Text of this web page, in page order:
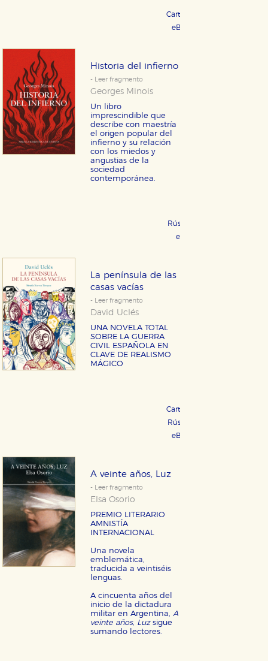
Cartoné 21,95 €
eBook 10,99 €
Historia del infierno
- Leer fragmento
Georges Minois
Un libro
imprescindible que
describe con maestría
el origen popular del
infierno y su relación
con los miedos y
angustias de la
sociedad
contemporánea.
Rústica 18,95 €
eBook 9,99 €
La península de las
casas vacías
- Leer fragmento
David Uclés
UNA NOVELA TOTAL
SOBRE LA GUERRA
CIVIL ESPAÑOLA EN
CLAVE DE REALISMO
MÁGICO
Cartoné 32,00 €
Rústica 26,00 €
eBook 10,99 €
A veinte años, Luz
- Leer fragmento
Elsa Osorio
PREMIO LITERARIO
AMNISTÍA
INTERNACIONAL
Una novela
emblemática,
traducida a veintiséis
lenguas.
A cincuenta años del
inicio de la dictadura
militar en Argentina,A
veinte años, Luzsigue
sumando lectores.